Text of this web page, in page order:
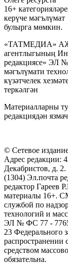
16+
керүче мәгълүмат
булырга мөмкин.
«ТАТМЕДИА» АҖ
агентлыгының
редакциясе» ЭЛ
мәгълүмати
күзәтчелек
теркәлгән
Материалларны
редакциядән
© Сетевое
Адрес редакции:
Декабристов, д.
(1304) Эл.почта
редактор Гареев
материалы 16+.
службой по
технологий и
ЭЛ № ФС 77 -
23 Федерального
распространении
средством
обязательна.